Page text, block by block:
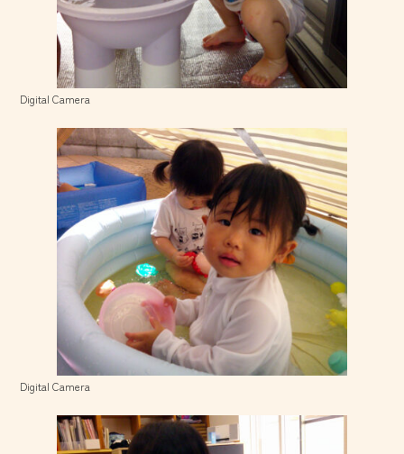
Digital Camera
Digital Camera